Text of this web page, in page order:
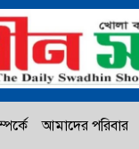
আমাদের পরিবার